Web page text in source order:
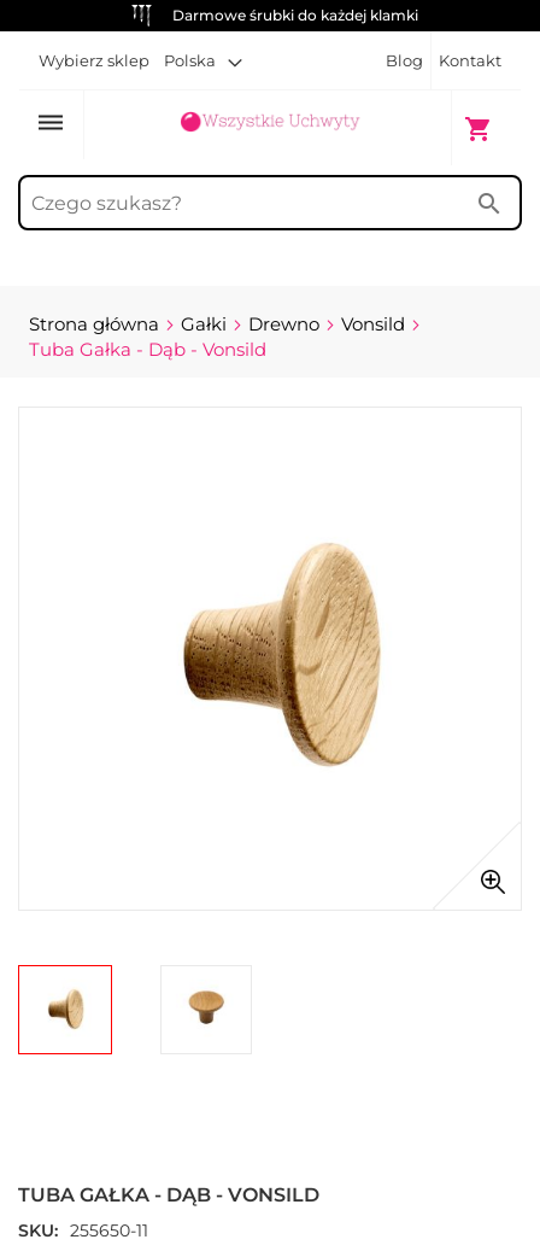
Darmowe śrubki do każdej klamki
Blog Kontakt
Wybierz sklep Polska
dehaze shopping_cart
Mój
search
Strona główna Gałki Drewno
Vonsild
Tuba Gałka - Dąb - Vonsild
galerii
TUBA GAŁKA - DĄB - VONSILD
SKU
255650-11